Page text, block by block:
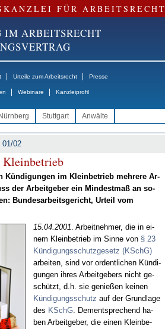
FÜR ARBEITSRECHT
IM ARBEITSRECHT
Urteile zum Arbeitsrecht Presse
Webinare Kanzleiprofil
Nürnberg Stuttgart Anwälte
01/02
Klein­be­trieb
Kün­di­gun­gen im Klein­be­trieb meh­re­re Ar­
der Ar­beit­ge­ber ein Min­dest­maß an so­
Bun­des­ar­beits­ge­richt, Ur­teil vom
15.04.2001. Ar­beit­neh­mer, die in ei­
nem Klein­be­trieb im Sin­ne von § 23
Kün­di­gungs­schutz­ge­setz (KSchG)
ar­bei­ten, sind vor or­dent­li­chen Kün­di­
gun­gen ih­res Ar­beit­ge­bers nicht ge­
schützt, d.h. sie ge­nie­ßen kei­nen
Kün­di­gungs­schutz auf der Grund­la­ge
des KSchG. Dem­ent­spre­chend ha­
ben Ar­beit­ge­ber, die ei­nen Klein­be­